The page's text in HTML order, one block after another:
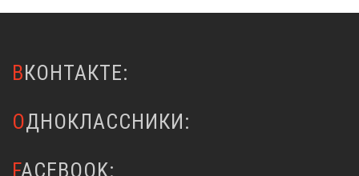
ВКОНТАКТЕ:
ОДНОКЛАССНИКИ:
FACEBOOK: